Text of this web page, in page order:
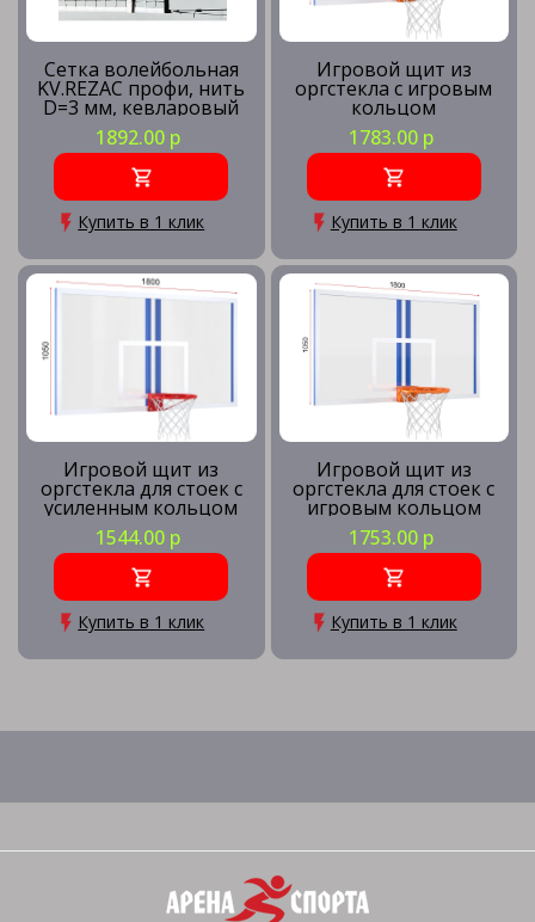
Сетка волейбольная
KV.REZAC профи, нить
D=3 мм, кевларовый
трос
1892.00 р
Купить в 1 клик
Игровой щит из
оргстекла с игровым
кольцом
1783.00 р
Купить в 1 клик
Игровой щит из
оргстекла для стоек с
усиленным кольцом
1544.00 р
Купить в 1 клик
Игровой щит из
оргстекла для стоек с
игровым кольцом
1753.00 р
Купить в 1 клик